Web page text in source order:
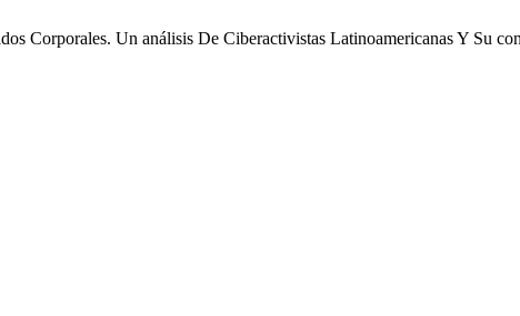
Corporales. Un análisis De Ciberactivistas Latinoamericanas Y Su